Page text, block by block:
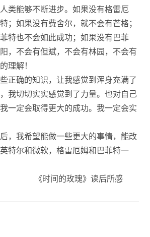
类能够不断进步。如果没有格雷厄
；如果没有费舍尔，就不会有芒格；
特也不会如此成功；如果没有巴菲
，不会有但斌，不会有林园，不会有
理解！
正确的知识，让我感觉到浑身充满了
我切切实实感觉到了力量。也对自己
一定会取得更大的成功。我一定会实
，我希望能做一些更大的事情，能改
特尔和微软，格雷厄姆和巴菲特一
玫瑰》读后所感